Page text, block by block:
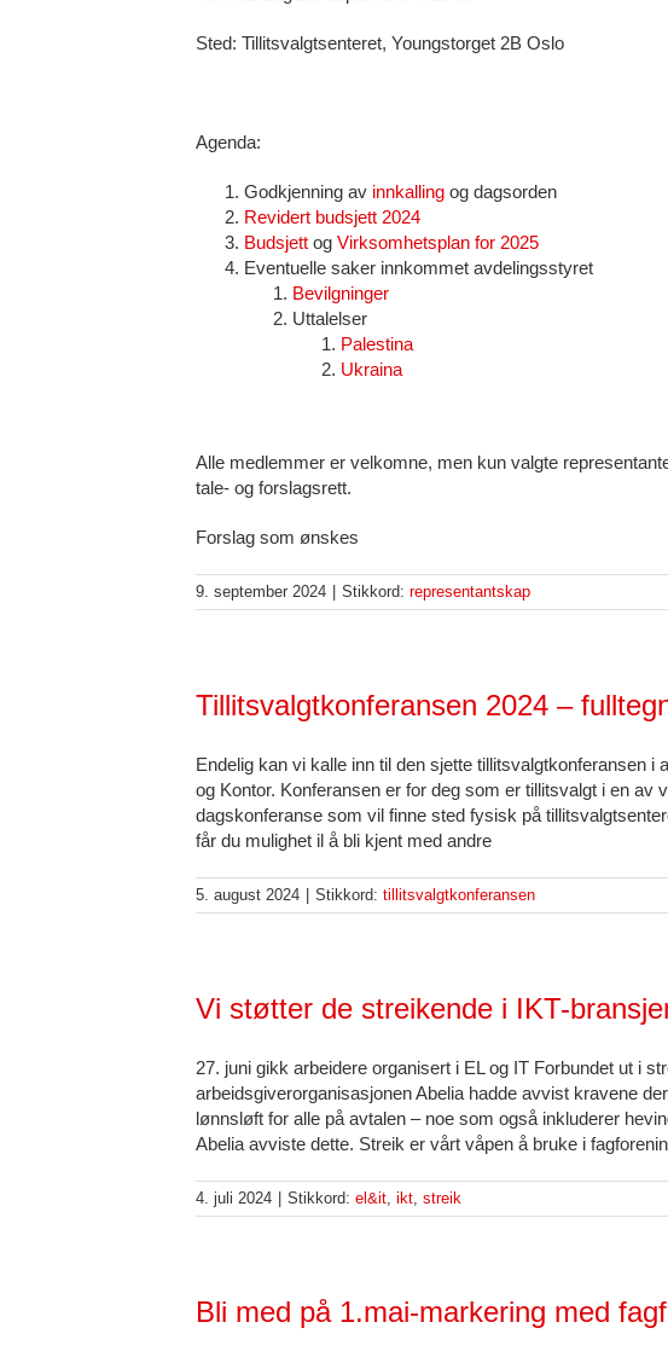
Sted: Tillitsvalgtsenteret, Youngstorget 2B Oslo
Agenda:
Godkjenning av innkalling og dagsorden
Revidert budsjett 2024
Budsjett og Virksomhetsplan for 2025
Eventuelle saker innkommet avdelingsstyret
Bevilgninger
Uttalelser
Palestina
Ukraina
Alle medlemmer er velkomne, men kun valgte
tale- og forslagsrett.
Forslag som ønskes
9. september 2024 Stikkord: representantskap
Tillitsvalgtkonferansen 2024 –
Endelig kan vi kalle inn til den sjette tillitsvalgtkonferansen i
og Kontor. Konferansen er for deg som er tillitsvalgt i en av
dagskonferanse som vil finne sted fysisk på
får du mulighet il å bli kjent med andre
5. august 2024 Stikkord: tillitsvalgtkonferansen
Vi støtter de streikende i IKT-
27. juni gikk arbeidere organisert i EL og IT Forbundet ut i
arbeidsgiverorganisasjonen Abelia hadde avvist kravene
lønnsløft for alle på avtalen – noe som også inkluderer
Abelia avviste dette. Streik er vårt våpen å bruke i
4. juli 2024 Stikkord: el&it, ikt, streik
Bli med på 1.mai-markering med